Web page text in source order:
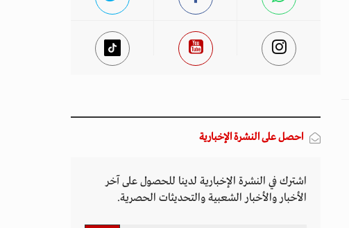
احصل على النشرة الإخبارية
اشترك في النشرة الإخبارية لدينا للحصول على آخر
الأخبار والأخبار الشعبية والتحديثات الحصرية.